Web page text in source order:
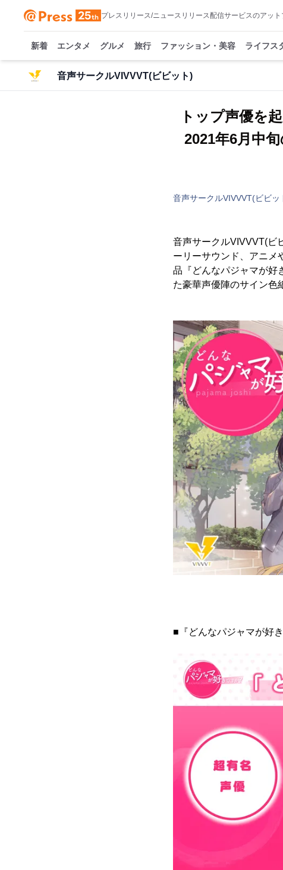
プレスリリース/ニュースリリース配信サービスのアット
新着 エンタメ グルメ 旅行 ファッション・美容 ライフス
音声サークルVIVVVT(ビビット)
トップ声優を
2021年6月中
音声サークルVIVVVT(ビビッ
音声サークルVIVVVT(ビ
ーリーサウンド、アニメ
品『どんなパジャマが好
た豪華声優陣のサイン色
■『どんなパジャマが好